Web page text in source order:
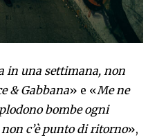
in una settimana, non
& Gabbana» e «Me ne
bombe ogni
c’è punto di ritorno»,